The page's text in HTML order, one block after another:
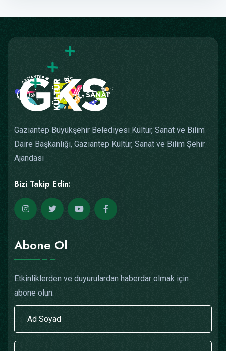
Gaziantep Büyükşehir Belediyesi Kültür, Sanat ve Bilim
Daire Başkanlığı, Gaziantep Kültür, Sanat ve Bilim Şehir
Ajandası
Bizi Takip Edin:
Abone Ol
Etkinliklerden ve duyurulardan haberdar olmak için
abone olun.